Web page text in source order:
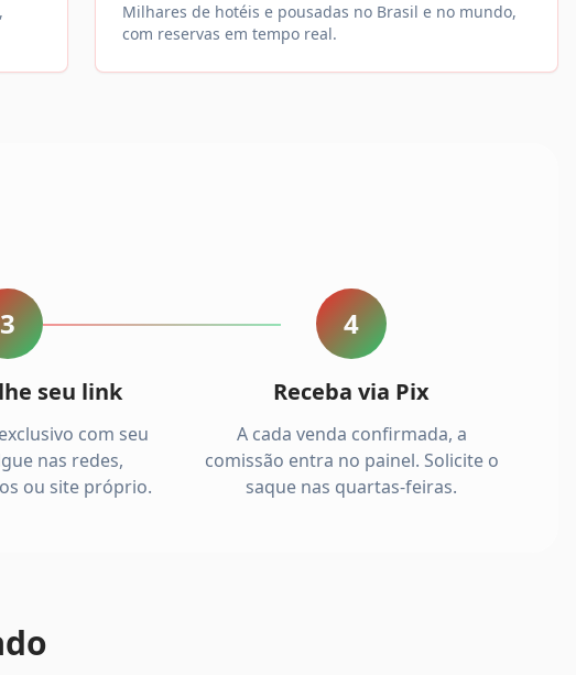
Milhares de hotéis e pousadas no Brasil e no mundo,
com reservas em tempo real.
3
seu link
com seu
nas redes,
ou site próprio.
4
Receba via Pix
A cada venda confirmada, a
comissão entra no painel. Solicite o
saque nas quartas-feiras.